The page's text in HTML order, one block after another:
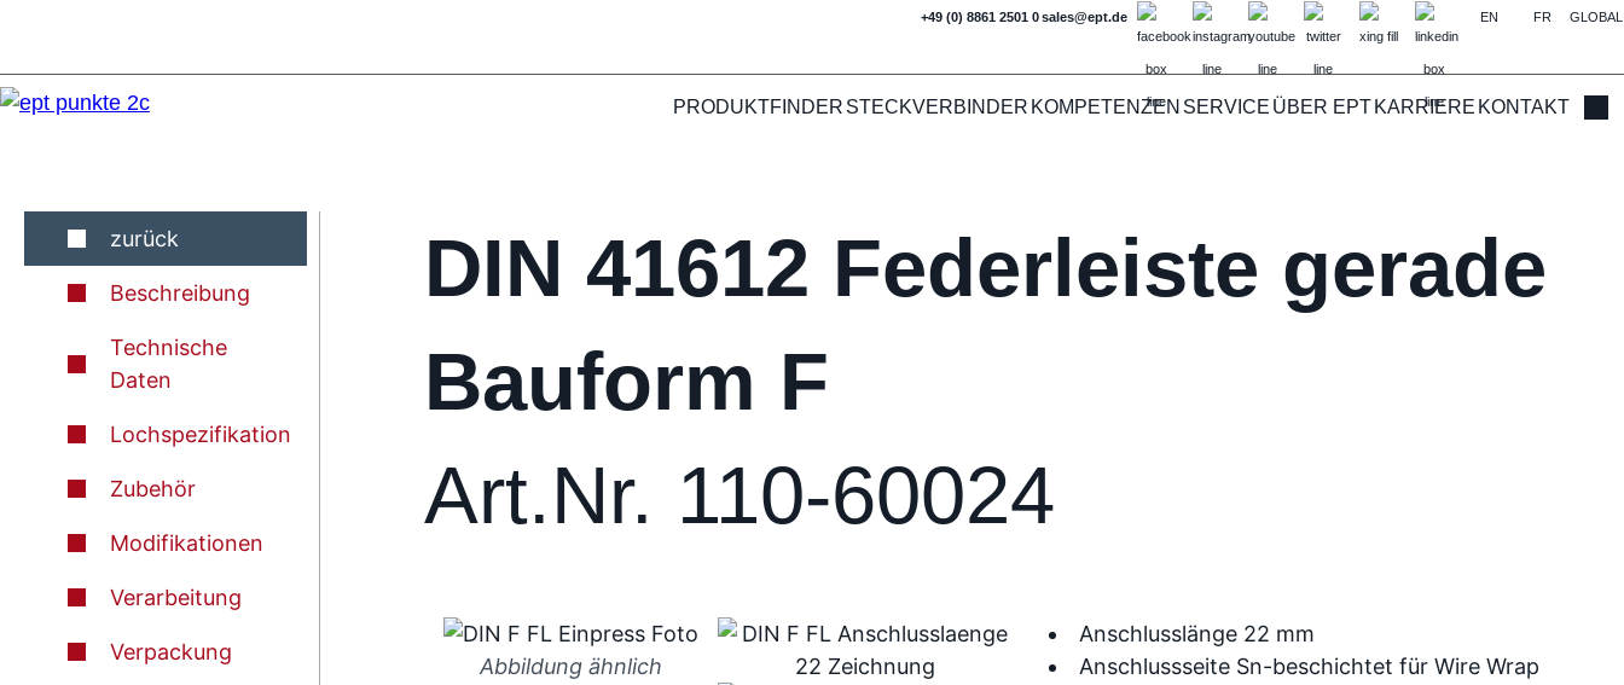
+49 (0) 8861 2501 0sales@ept.de EN FR GLOBAL
PRODUKTFINDER STECKVERBINDER KOMPETENZEN SERVICE ÜBER EPTKARRIERE KONTAKT
zurück
Beschreibung
Technische
Daten
Lochspezifikation
Zubehör
Modifikationen
Verarbeitung
Verpackung
DIN 41612 Federleiste gerade
Bauform F
Art.Nr. 110-60024
Abbildung ähnlich
Anschlusslänge 22 mm
Anschlussseite Sn-beschichtet für Wire Wrap